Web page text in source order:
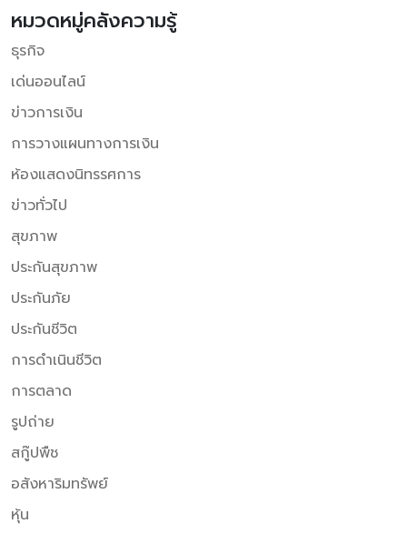
หมวดหมู่คลังความรู้
ธุรกิจ
เด่นออนไลน์
ข่าวการเงิน
การวางแผนทางการเงิน
ห้องแสดงนิทรรศการ
ข่าวทั่วไป
สุขภาพ
ประกันสุขภาพ
ประกันภัย
ประกันชีวิต
การดำเนินชีวิต
การตลาด
รูปถ่าย
สกู๊ปพืช
อสังหาริมทรัพย์
หุ้น